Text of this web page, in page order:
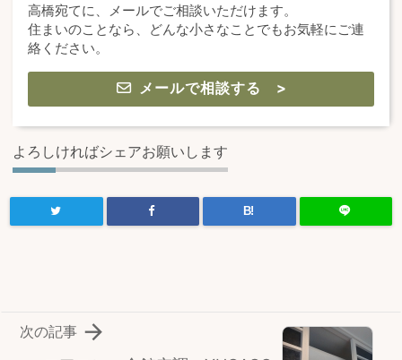
高橋宛てに、メールでご相談いただけます。
住まいのことなら、どんな小さなことでもお気軽にご連
絡ください。
メールで相談する >
よろしければシェアお願いします
B!

次の記事